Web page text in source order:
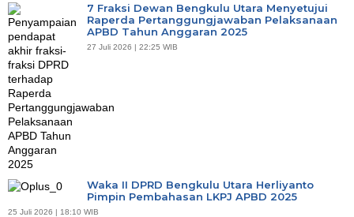
7 Fraksi Dewan Bengkulu Utara Menyetujui
Raperda Pertanggungjawaban Pelaksanaan
APBD Tahun Anggaran 2025
27 Juli 2026 | 22:25 WIB
Waka II DPRD Bengkulu Utara Herliyanto
Pimpin Pembahasan LKPJ APBD 2025
25 Juli 2026 | 18:10 WIB